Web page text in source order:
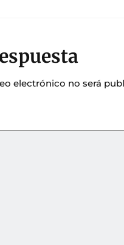
electrónico no será